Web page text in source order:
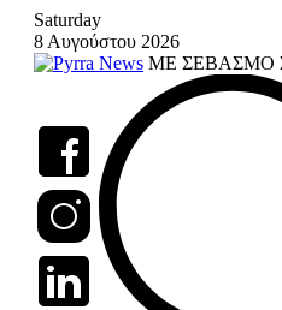
Skip
content
Saturday
8 Αυγούστου 2026
ΜΕ ΣΕΒΑΣΜΟ